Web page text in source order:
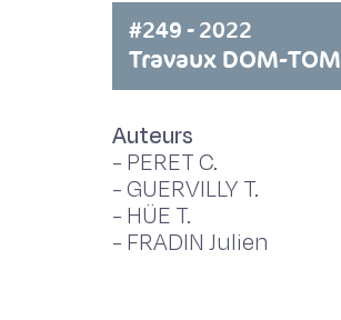
#249 - 2022
Travaux DOM-TOM
Auteurs
- PERET C.
-GUERVILLY T.
- HÜE T.
- FRADIN Julien